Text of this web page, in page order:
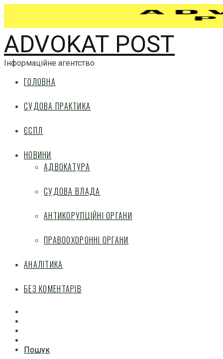
ADVOKAT POST
Інформаційне агентство
ГОЛОВНА
СУДОВА ПРАКТИКА
ЄСПЛ
НОВИНИ
АДВОКАТУРА
СУДОВА ВЛАДА
АНТИКОРУПЦІЙНІ ОРГАНИ
ПРАВООХОРОННІ ОРГАНИ
АНАЛІТИКА
БЕЗ КОМЕНТАРІВ
Пошук